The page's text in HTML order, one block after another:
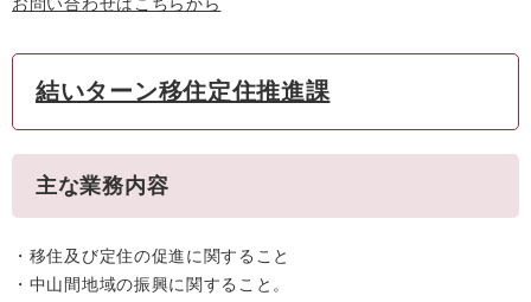
結いターン移住定住推進課
主な業務内容
・移住及び定住の促進に関すること
・中山間地域の振興に関すること。